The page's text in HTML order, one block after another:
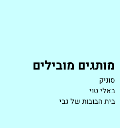
מותגים מובילים
סוניק
באלי טוי
בית הבובות של גבי